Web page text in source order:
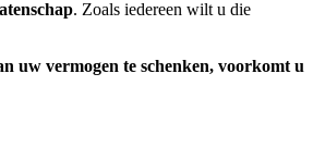
. Zoals iedereen wilt u die
uw vermogen te schenken, voorkomt u